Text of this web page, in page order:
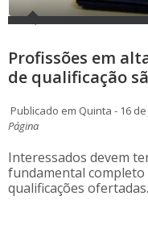
Profissões em
de qualificação
Publicado em Quinta - 16 de
Página
Interessados devem
fundamental completo
qualificações ofertadas.